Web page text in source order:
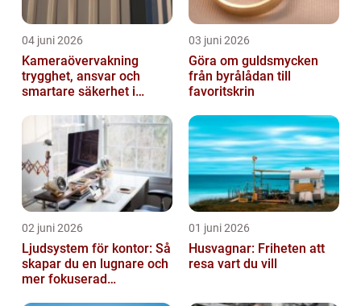
04 juni 2026
Kameraövervakning
trygghet, ansvar och
smartare säkerhet i
03 juni 2026
Göra om guldsmycken
från byrålådan till
favoritskrin
02 juni 2026
Ljudsystem för kontor: Så
skapar du en lugnare och
mer fokuserad
01 juni 2026
Husvagnar: Friheten att
resa vart du vill